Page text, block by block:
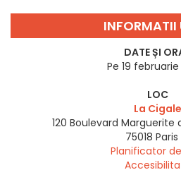
INFORMATII
DATE ȘI
Pe 19
LOC
La Cigale
120 Boulevard
75018 Paris
Planificator